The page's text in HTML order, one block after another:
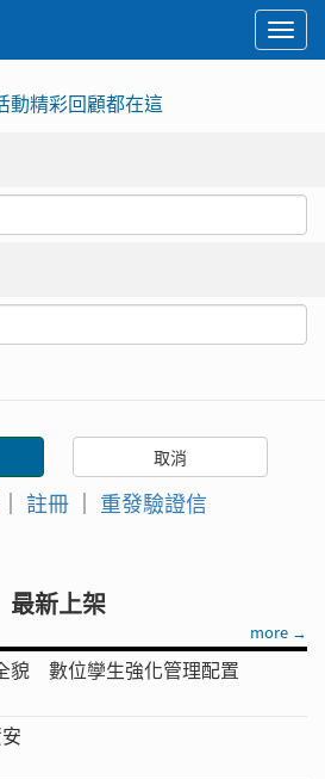
動精彩回顧都在這
｜ 註冊 ｜ 重發驗證信
最新上架
more →
貌 數位孿生強化管理配置